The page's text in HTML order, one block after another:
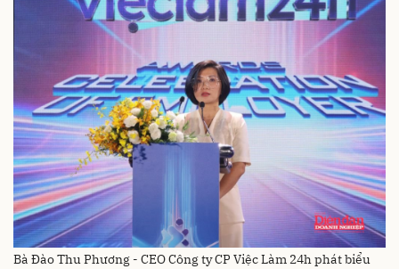
Bà Đào Thu Phương - CEO Công ty CP Việc Làm 24h phát biểu